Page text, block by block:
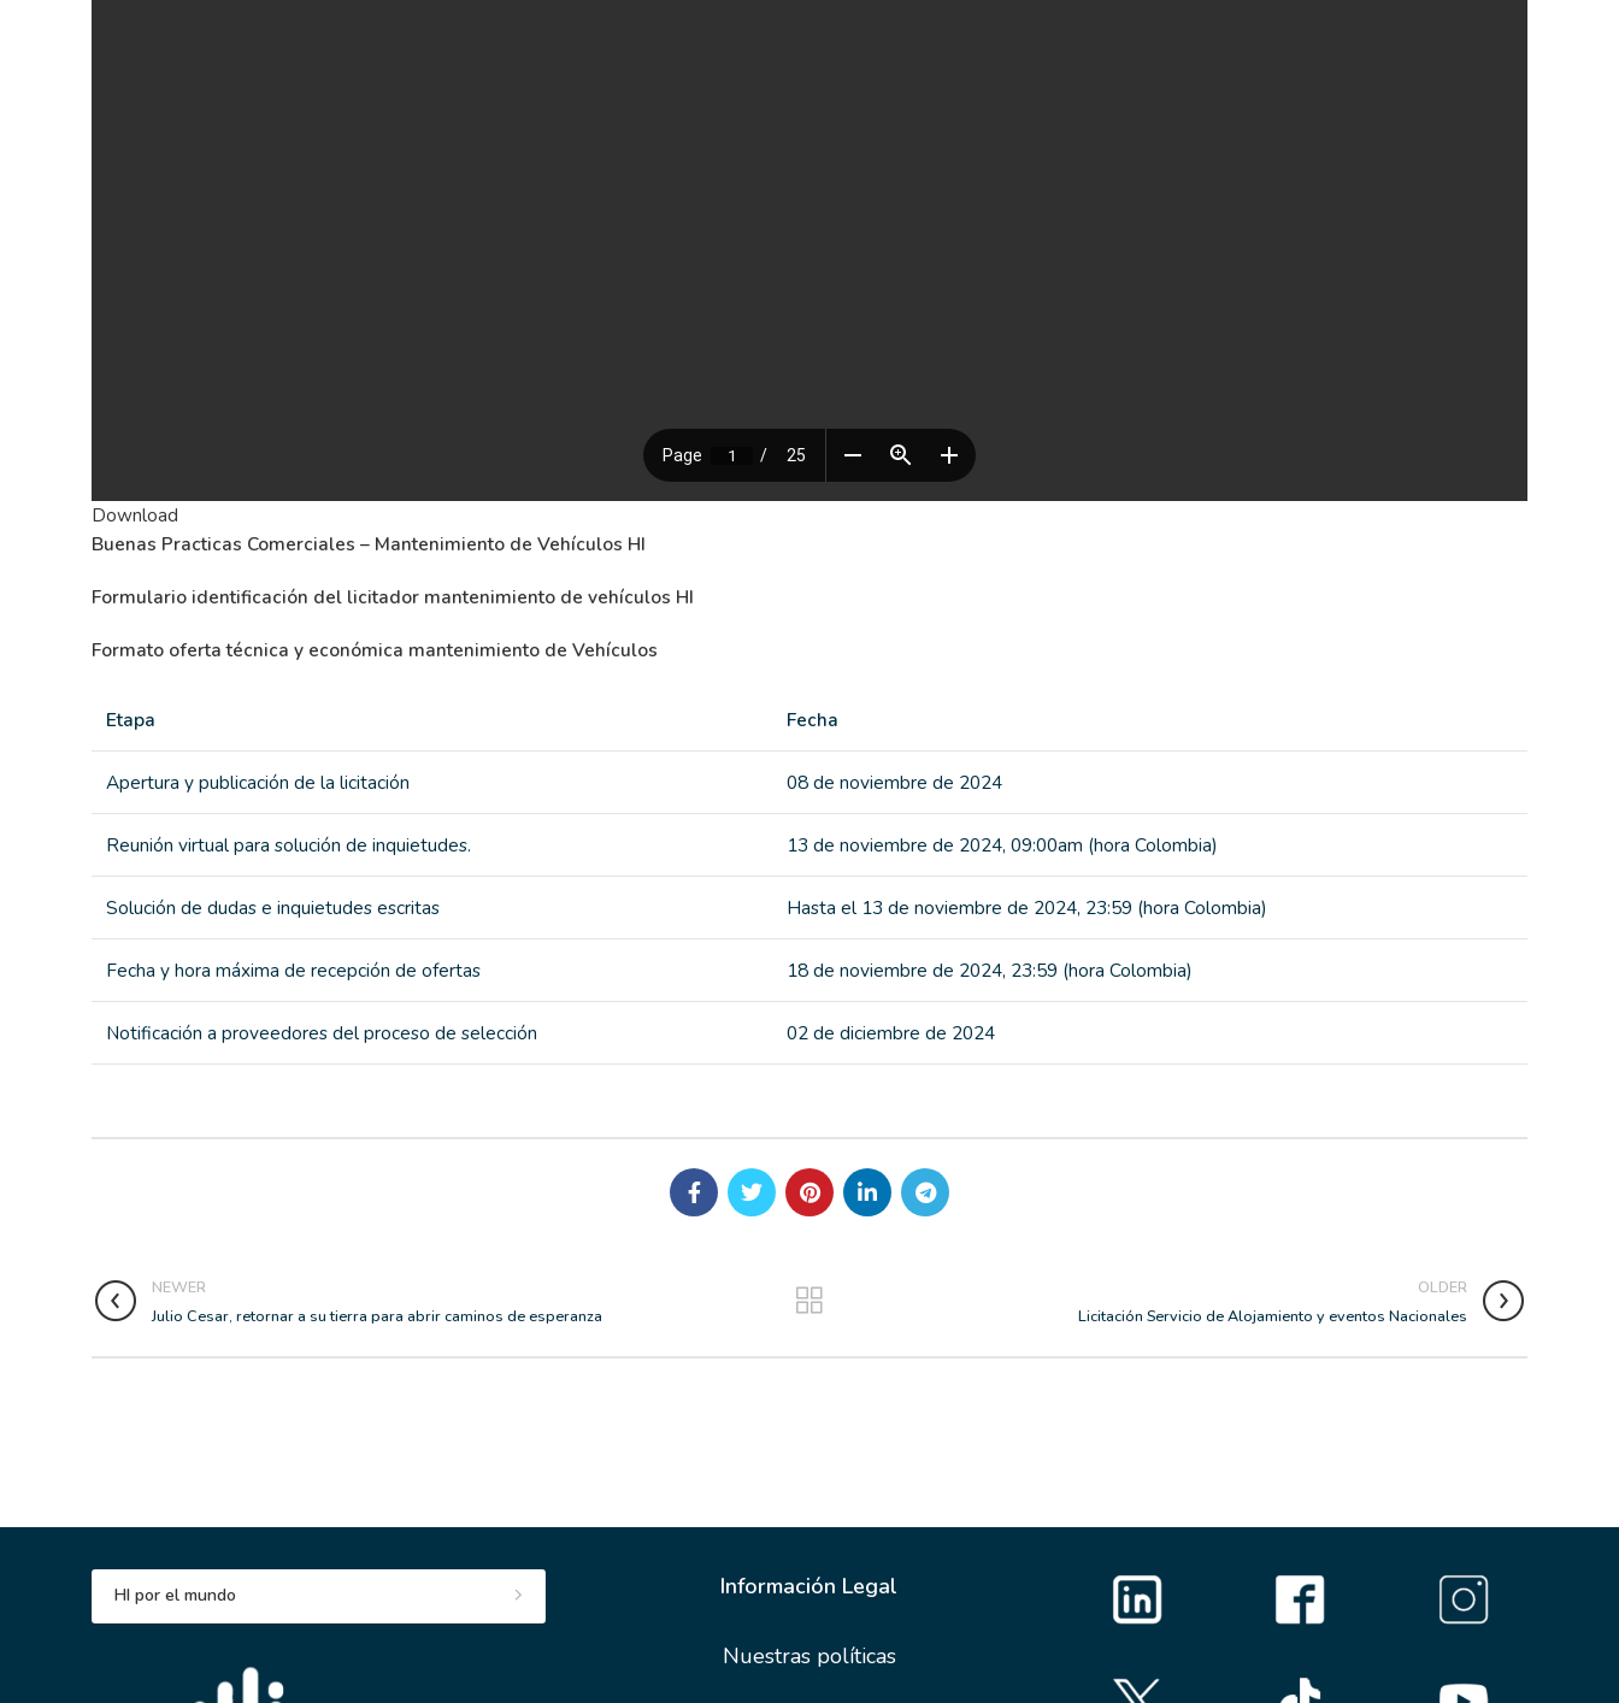
Download
Buenas Practicas Comerciales – Mantenimiento de Vehículos HI
Formulario identificación del licitador mantenimiento de vehículos HI
Formato oferta técnica y económica mantenimiento de Vehículos
Etapa Fecha
Apertura y publicación de la licitación 08 de noviembre de 2024
Reunión virtual para solución de inquietudes. 13 de noviembre de 2024, 09:00am (hora Colombia)
Solución de dudas e inquietudes escritas Hasta el 13 de noviembre de 2024, 23:59 (hora Colombia)
Fecha y hora máxima de recepción de ofertas 18 de noviembre de 2024, 23:59 (hora Colombia)
Notificación a proveedores del proceso de selección 02 de diciembre de 2024
NEWER
Julio Cesar, retornar a su tierra para abrir caminos de esperanza
OLDER
Licitación Servicio de Alojamiento y eventos Nacionales
HI por el mundo Información Legal
Nuestras políticas